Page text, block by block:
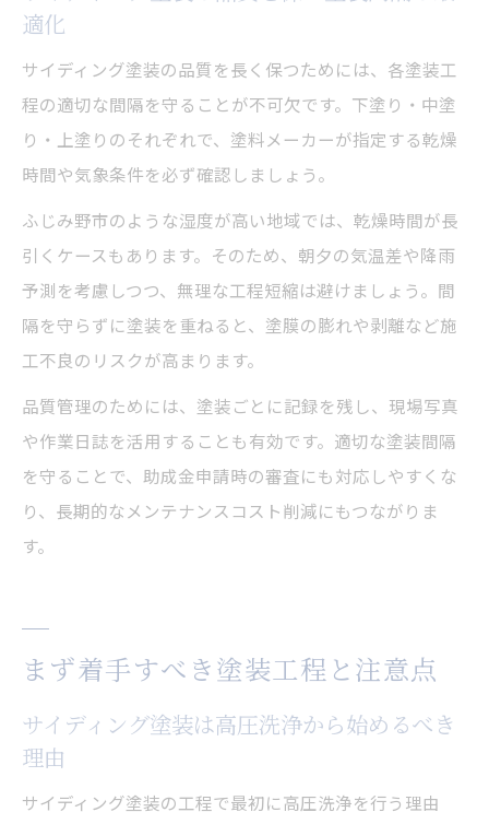
適化
サイディング塗装の品質を長く保つためには、各塗装工
程の適切な間隔を守ることが不可欠です。下塗り・中塗
り・上塗りのそれぞれで、塗料メーカーが指定する乾燥
時間や気象条件を必ず確認しましょう。
ふじみ野市のような湿度が高い地域では、乾燥時間が長
引くケースもあります。そのため、朝夕の気温差や降雨
予測を考慮しつつ、無理な工程短縮は避けましょう。間
隔を守らずに塗装を重ねると、塗膜の膨れや剥離など施
工不良のリスクが高まります。
品質管理のためには、塗装ごとに記録を残し、現場写真
や作業日誌を活用することも有効です。適切な塗装間隔
を守ることで、助成金申請時の審査にも対応しやすくな
り、長期的なメンテナンスコスト削減にもつながりま
す。
まず着手すべき塗装工程と注意点
サイディング塗装は高圧洗浄から始めるべき
理由
サイディング塗装の工程で最初に高圧洗浄を行う理由